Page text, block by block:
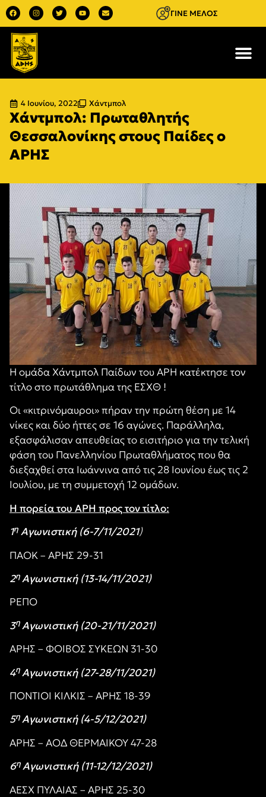
ΓΙΝΕ ΜΕΛΟΣ
4 Ιουνίου, 2022 Χάντμπολ
Χάντμπολ: Πρωταθλητής
Θεσσαλονίκης στους Παίδες ο
ΑΡΗΣ
Η ομάδα Χάντμπολ Παίδων του ΑΡΗ κατέκτησε τον
τίτλο στο πρωτάθλημα της ΕΣΧΘ !
Οι «κιτρινόμαυροι» πήραν την πρώτη θέση με 14
νίκες και δύο ήττες σε 16 αγώνες. Παράλληλα,
εξασφάλισαν απευθείας το εισιτήριο για την τελική
φάση του Πανελληνίου Πρωταθλήματος που θα
διεξαχθεί στα Ιωάννινα από τις 28 Ιουνίου έως τις 2
Ιουλίου, με τη συμμετοχή 12 ομάδων.
Η πορεία του ΑΡΗ προς τον τίτλο:
1η Αγωνιστική (6-7/11/2021)
ΠΑΟΚ – ΑΡΗΣ 29-31
2ηΑγωνιστική (13-14/11/2021)
ΡΕΠΟ
3ηΑγωνιστική (20-21/11/2021)
ΑΡΗΣ – ΦΟΙΒΟΣ ΣΥΚΕΩΝ 31-30
4ηΑγωνιστική (27-28/11/2021)
ΠΟΝΤΙΟΙ ΚΙΛΚΙΣ – ΑΡΗΣ 18-39
5ηΑγωνιστική (4-5/12/2021)
ΑΡΗΣ – ΑΟΔ ΘΕΡΜΑΙΚΟΥ 47-28
6ηΑγωνιστική (11-12/12/2021)
ΑΕΣΧ ΠΥΛΑΙΑΣ – ΑΡΗΣ 25-30